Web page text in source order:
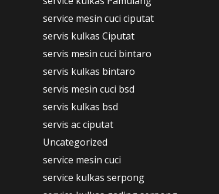
service mesin cuci ciputat
servis kulkas Ciputat
servis mesin cuci bintaro
servis kulkas bintaro
servis mesin cuci bsd
servis kulkas bsd
servis ac ciputat
Uncategorized
service mesin cuci
service kulkas serpong